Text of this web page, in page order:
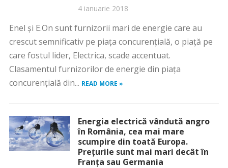
4 ianuarie 2018
Enel şi E.On sunt furnizorii mari de energie care au
crescut semnificativ pe piaţa concurenţială, o piaţă pe
care fostul lider, Electrica, scade accentuat.
Clasamentul furnizorilor de energie din piaţa
concurenţială din... READ MORE »
Energia electrică vândută angro
în România, cea mai mare
scumpire din toată Europa.
Preţurile sunt mai mari decât în
Franţa sau Germania